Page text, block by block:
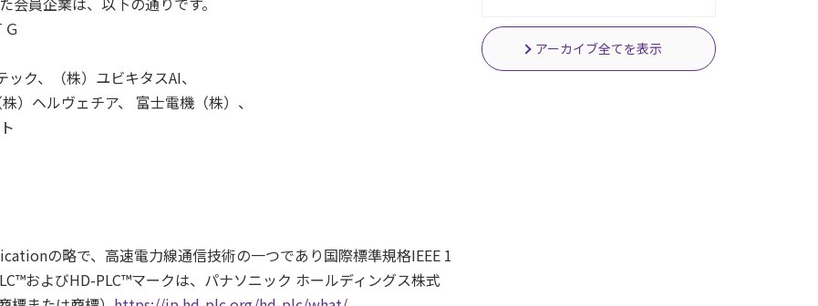
ク、（株）ユビキタスAI、
）ヘルヴェチア、 富士電機（株）、
の略で、高速電力線通信技術の一つであり国際標準規格IEEE 1
およびHD-PLC™マークは、パナソニック ホールディングス株式
アーカイブ全てを表示